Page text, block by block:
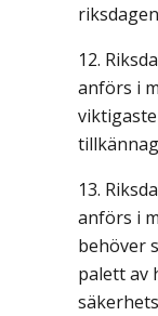
anförs i
anförs i
behöver
palett av